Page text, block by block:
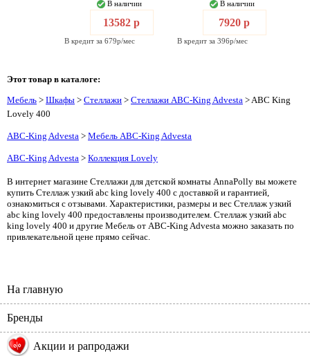
В наличии
13582 р
В кредит за 679р/мес
В наличии
7920 р
В кредит за 396р/мес
Этот товар в каталоге:
Мебель > Шкафы > Стеллажи > Стеллажи ABC-King Advesta > ABC King
Lovely 400
ABC-King Advesta > Мебель ABC-King Advesta
ABC-King Advesta > Коллекция Lovely
В интернет магазине Стеллажи для детской комнаты AnnaPolly вы можете
купить Стеллаж узкий abc king lovely 400 с доставкой и гарантией,
ознакомиться с отзывами. Характеристики, размеры и вес Стеллаж узкий
abc king lovely 400 предоставлены производителем. Стеллаж узкий abc
king lovely 400 и другие Мебель от ABC-King Advesta можно заказать по
привлекательной цене прямо сейчас.
На главную
Бренды
% Акции и рапродажи